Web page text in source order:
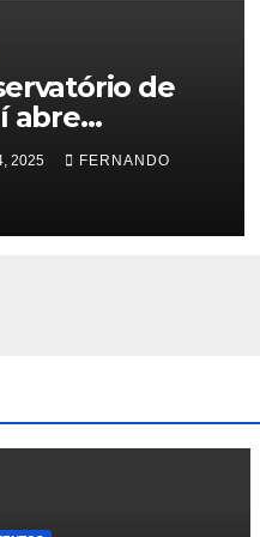
de
abre
para o 1º
Seletivo
dos
Artísticos
2025 FERNANDO